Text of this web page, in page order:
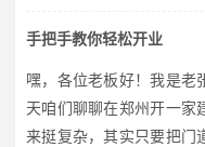
手把手教你轻松开业
嘿，各位老板好！我是老
天咱们聊聊在郑州开一家
来挺复杂，其实只要把门